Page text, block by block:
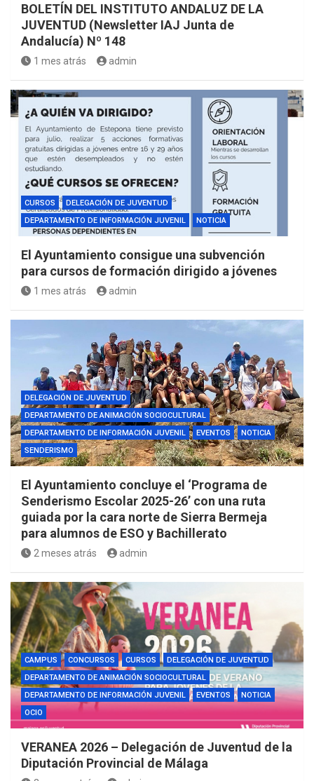
BOLETÍN DEL INSTITUTO ANDALUZ DE LA
JUVENTUD (Newsletter IAJ Junta de
Andalucía) Nº 148
1 mes atrás admin
CURSOS
DELEGACIÓN DE JUVENTUD
DEPARTAMENTO DE INFORMACIÓN JUVENIL
NOTICIA
El Ayuntamiento consigue una subvención
para cursos de formación dirigido a jóvenes
1 mes atrás admin
DELEGACIÓN DE JUVENTUD
DEPARTAMENTO DE ANIMACIÓN SOCIOCULTURAL
DEPARTAMENTO DE INFORMACIÓN JUVENIL
EVENTOS
NOTICIA
SENDERISMO
El Ayuntamiento concluye el ‘Programa de
Senderismo Escolar 2025-26’ con una ruta
guiada por la cara norte de Sierra Bermeja
para alumnos de ESO y Bachillerato
2 meses atrás admin
CAMPUS CONCURSOS CURSOS
DELEGACIÓN DE JUVENTUD
DEPARTAMENTO DE ANIMACIÓN SOCIOCULTURAL
DEPARTAMENTO DE INFORMACIÓN JUVENIL
EVENTOS
NOTICIA
OCIO
VERANEA 2026 – Delegación de Juventud de la
Diputación Provincial de Málaga